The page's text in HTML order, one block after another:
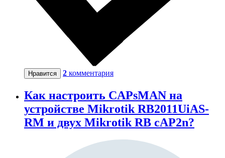
Нравится 2 комментария
Как настроить CAPsMAN на
устройстве Mikrotik RB2011UiAS-
RM и двух Mikrotik RB cAP2n?